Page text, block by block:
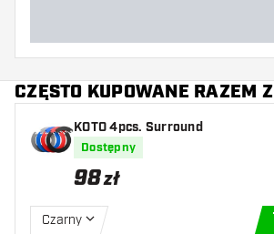
CZĘSTO KUPOWANE RAZEM Z
KOTO 4pcs. Surround
Dostępny
98zł
Czarny